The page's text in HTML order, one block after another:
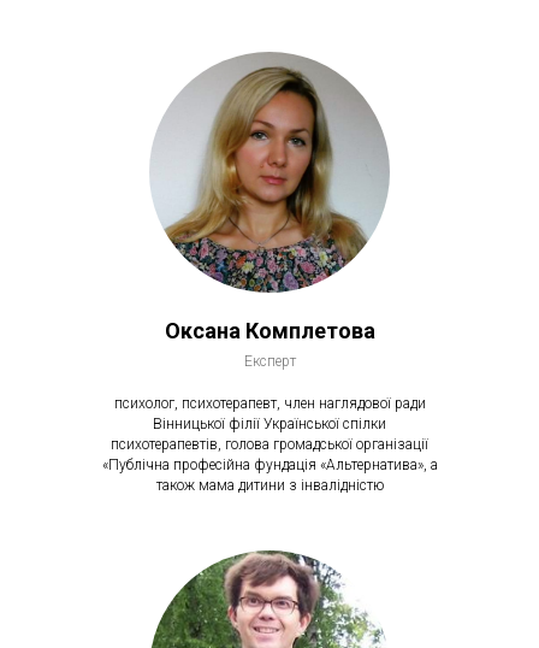
Оксана Комплетова
Експерт
психолог, психотерапевт, член наглядової ради
Вінницької філії Української спілки
психотерапевтів, голова громадської організації
«Публічна професійна фундація «Альтернатива», а
також мама дитини з інвалідністю